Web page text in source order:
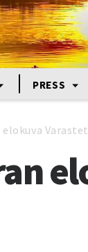
PRESS